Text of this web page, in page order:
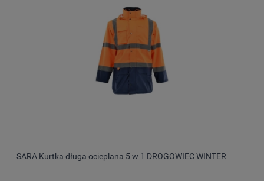
SARA Kurtka długa ocieplana 5 w 1 DROGOWIEC WINTER